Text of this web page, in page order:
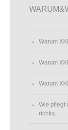
Warum
Warum
Warum
Wie pflegt
richtiq